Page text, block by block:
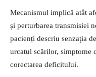
Mecanismul implică atât
și perturbarea transmisiei
pacienți descriu senzația
urcatul scărilor, simptome
corectarea deficitului.